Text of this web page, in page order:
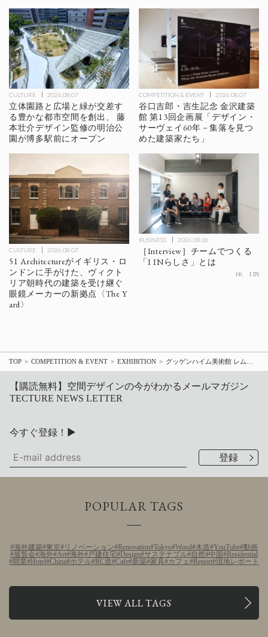
CULTURE 2026.08.07
立体園路と広場と緑が交差す
る豊かな都市空間を創出、 藤
本壮介デザイン監修の明治公
園が博多駅前にオープン
COMPETITION & EVENT 2026.08.07
谷口吉郎・吉生記念 金沢建築
館 第13回企画展「デザイン・
サーヴェイ60年－集落を見つ
めた建築家たち」
CULTURE 2026.08.07
51 Architectureがイギリス・ロ
ンドンに手がけた、ヴィクト
リア朝時代の建築を受け継ぐ
眼鏡メーカーの新拠点〈The Y
ard〉
BUSINESS 2026.08.06
［Interview］チームでつくる
「I INらしさ」とは
PR I IN
TOP COMPETITION & EVENT EXHIBITION
【購読無料】空間デザインの今がわかるメールマガジン
TECTURE NEWS LETTER
今すぐ登録！▶
POPULAR TAGS
海外建築 東京 リノベーション Renovation Tokyo Wood 木造 YouTube 動画
展覧会 海外 Art 海外 戸建住宅 Design サステナブル 自然 中国
Residential
開業
Hotel China ホテル RC造 Cafe 新築 家具 カフェ Report 現地レポート
VIEW ALL TAGS